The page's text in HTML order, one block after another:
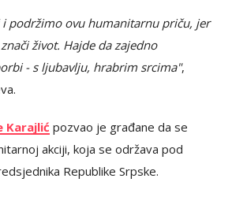
podržimo ovu humanitarnu priču, jer
život. Hajde da zajedno
- s ljubavlju, hrabrim srcima",
Karajlić pozvao je građane da se
akciji, koja se održava pod
Republike Srpske.